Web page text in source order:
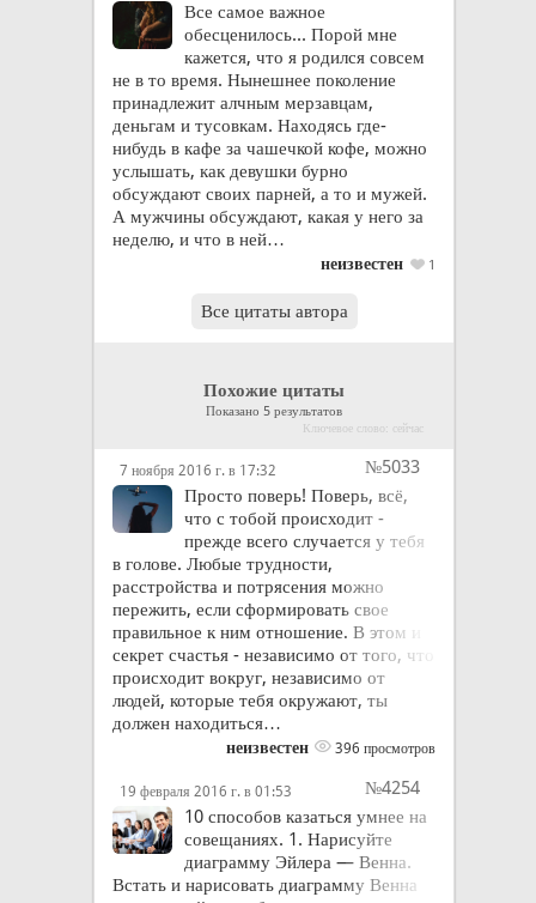
Все самое важное
обесценилось... Порой мне
кажется, что я родился совсем
не в то время. Нынешнее поколение
принадлежит алчным мерзавцам,
деньгам и тусовкам. Находясь где-
нибудь в кафе за чашечкой кофе, можно
услышать, как девушки бурно
обсуждают своих парней, а то и мужей.
А мужчины обсуждают, какая у него за
неделю, и что в ней…
неизвестен 1
Все цитаты автора
Похожие цитаты
Показано 5 результатов
Ключевое слово: сейчас
7 ноября 2016 г. в 17:32
№5033
Просто поверь! Поверь, всё,
что с тобой происходит -
прежде всего случается у тебя
в голове. Любые трудности,
расстройства и потрясения можно
пережить, если сформировать свое
правильное к ним отношение. В этом и
секрет счастья - независимо от того, что
происходит вокруг, независимо от
людей, которые тебя окружают, ты
должен находиться…
неизвестен 396 просмотров
19 февраля 2016 г. в 01:53
№4254
10 способов казаться умнее на
совещаниях. 1. Нарисуйте
диаграмму Эйлера — Венна.
Встать и нарисовать диаграмму Венна